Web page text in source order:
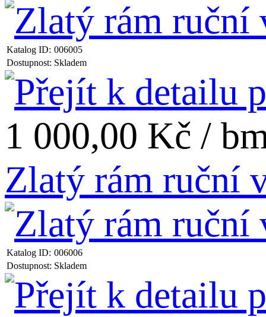
Katalog ID: 006005
Dostupnost: Skladem
1 000,00 Kč /
Zlatý rám ruční
Katalog ID: 006006
Dostupnost: Skladem